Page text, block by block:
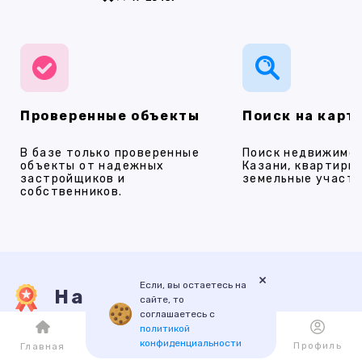
Проверенные объекты
В базе только проверенные
объекты от надежных
застройщиков и
собственников.
Поиск на
Поиск
Казани,
земельные
Наши услуги
ПРОДАЖА НОВОСТРОЙКИ ИПОТЕКА
Если, вы остаетесь на
сайте, то
соглашаетесь с
политикой
конфиденциальности
×
Главная Каталог Избранное Профиль